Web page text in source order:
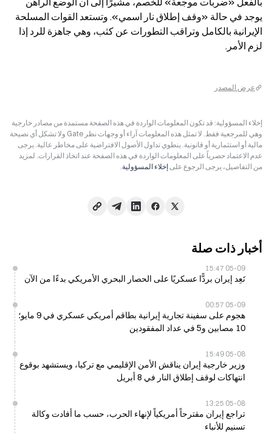
لزم الأمر.
عرض المصدر
إخلاء المسؤولية: قد تكون المعلومات الواردة في هذه الصفحة مستمدة من مصادر خارجية
وهي للمرجعية فقط. لا تمثل هذه المعلومات آراء أو وجهات نظر Gate ولا تشكل أي نصيحة
مالية أو استثمارية أو قانونية. ينطوي تداول الأصول الافتراضية على مخاطر عالية. يرجى
عدم الاعتماد حصرياً على المعلومات الواردة في هذه الصفحة عند اتخاذ القرارات. لمزيد
من التفاصيل، يرجى الرجوع على إخلاء المسؤولية.
أخبار ذات صلة
05-09 15:47
تَعِد إيران بردًّا عسكريًا على الحصار البحري الأمريكي بدءًا من الآن
05-09 00:57
هجوم على سفينة تجارية إيرانية بطاقم أمريكي عسكري في 9 مايو؛
10 مصابين و5 في عداد المفقودين
05-08 15:49
وزير خارجية إيران يناقش الأمن الإقليمي مع تركيا، ويستشهد بوقوع
انتهاكات لوقف إطلاق النار في 8 أبريل
05-08 13:25
تراجع إيران مقترحاً أمريكياً لإنهاء الحرب، حسب ما أفادت وكالة
تسنيم للأنباء